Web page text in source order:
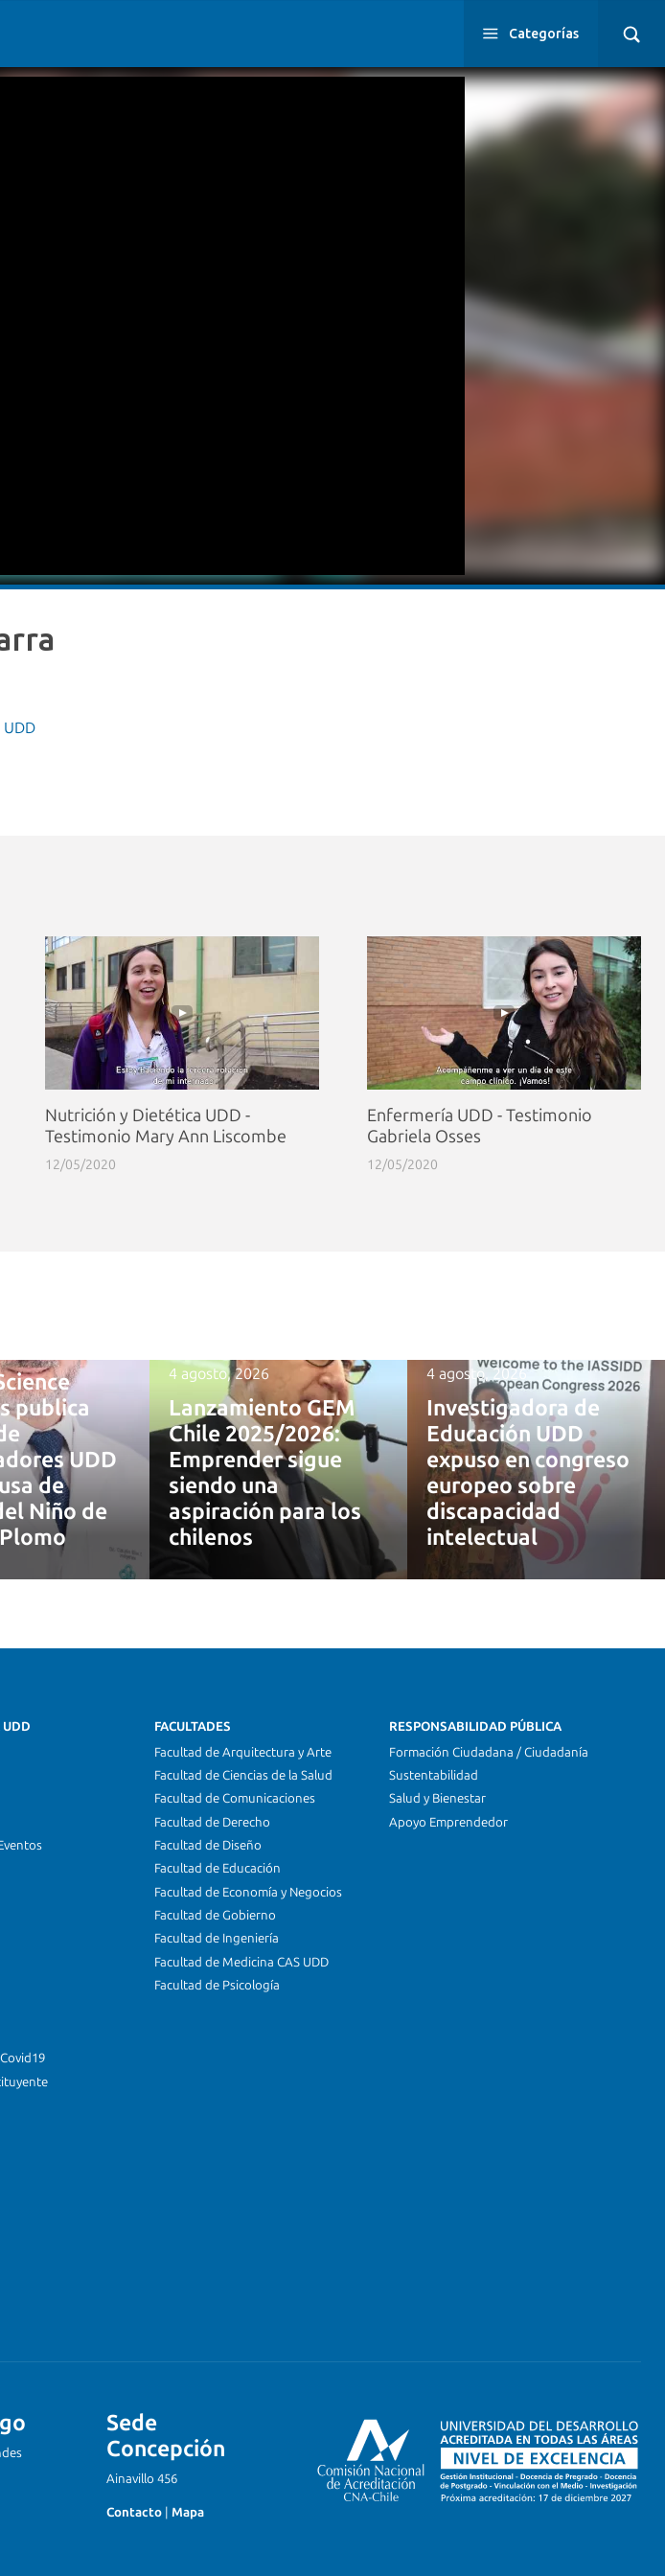
Categorías
Nutrición y Dietética UDD -
Testimonio Mary Ann Liscombe
12/05/2020
Enfermería UDD - Testimonio
Gabriela Osses
12/05/2020
publica
UDD
de
Niño de
4 agosto, 2026
Lanzamiento GEM
Chile 2025/2026:
Emprender sigue
siendo una
aspiración para los
chilenos
4 agosto, 2026
Investigadora de
Educación UDD
expuso en congreso
europeo sobre
discapacidad
intelectual
UDD
FACULTADES
Facultad de Arquitectura y Arte
Facultad de Ciencias de la Salud
Facultad de Comunicaciones
Facultad de Derecho
Facultad de Diseño
Facultad de Educación
Facultad de Economía y Negocios
Facultad de Gobierno
Facultad de Ingeniería
Facultad de Medicina CAS UDD
Facultad de Psicología
RESPONSABILIDAD PÚBLICA
Formación Ciudadana / Ciudadanía
Sustentabilidad
Salud y Bienestar
Apoyo Emprendedor
Sede
Concepción
Ainavillo 456
Contacto Mapa